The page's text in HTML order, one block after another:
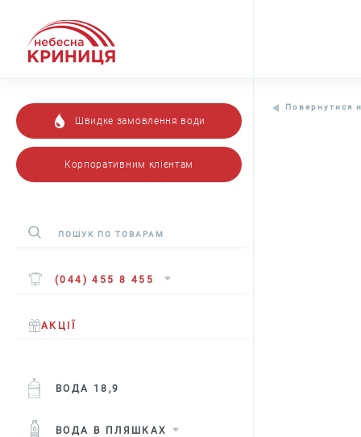
(044) 455 8 455
АКЦІЇ
ВОДА 18,9
ВОДА В ПЛЯШКАХ
Швидке замовлення води
Корпоративним клієнтам
Повернутися